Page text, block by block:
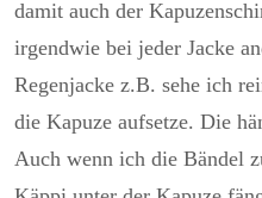
damit auch der
irgendwie bei jeder Jacke
Regenjacke z.B. sehe ich
die Kapuze aufsetze. Die
Auch wenn ich die Bändel